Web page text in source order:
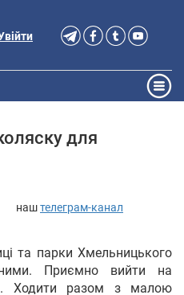
для
наштелеграм-канал
та парки Хмельницького
Приємно вийти на
Ходити разом з малою